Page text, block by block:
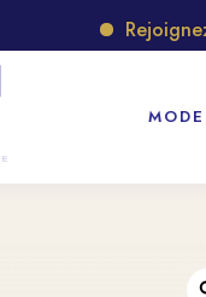
Rejoignez
MODE